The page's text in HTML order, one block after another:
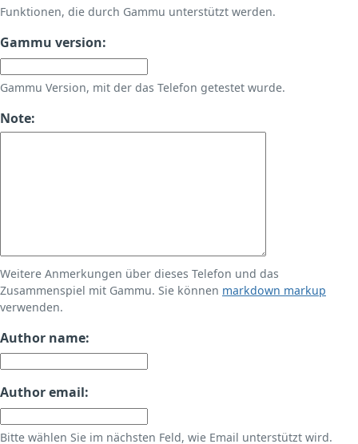
Funktionen, die durch Gammu unterstützt werden.
Gammu version:
Gammu Version, mit der das Telefon getestet wurde.
Note:
Weitere Anmerkungen über dieses Telefon und das
Zusammenspiel mit Gammu. Sie können markdown markup
verwenden.
Author name:
Author email:
Bitte wählen Sie im nächsten Feld, wie Email unterstützt wird.